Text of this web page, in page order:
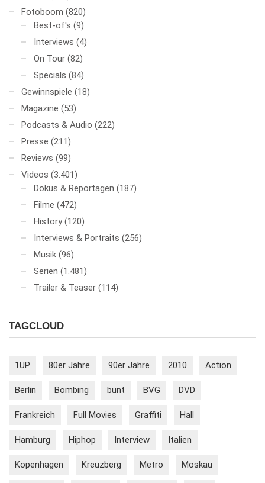
Fotoboom (820)
Best-of's (9)
Interviews (4)
On Tour (82)
Specials (84)
Gewinnspiele (18)
Magazine (53)
Podcasts & Audio (222)
Presse (211)
Reviews (99)
Videos (3.401)
Dokus & Reportagen (187)
Filme (472)
History (120)
Interviews & Portraits (256)
Musik (96)
Serien (1.481)
Trailer & Teaser (114)
TAGCLOUD
1UP 80er Jahre 90er Jahre 2010 Action
Berlin Bombing bunt BVG DVD
Frankreich Full Movies Graffiti Hall
Hamburg Hiphop Interview Italien
Kopenhagen Kreuzberg Metro Moskau